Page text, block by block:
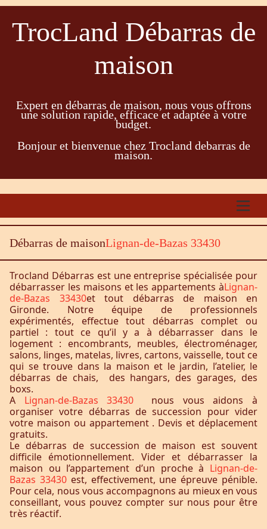
TrocLand Débarras de
maison
Expert en débarras de maison, nous vous offrons
une solution rapide, efficace et adaptée à votre
budget.
Bonjour et bienvenue chez Trocland debarras de
maison.
Débarras de maisonLignan-de-Bazas 33430
Trocland Débarras est une entreprise spécialisée pour
débarrasser les maisons et les appartements àLignan-
de-Bazas 33430et tout débarras de maison en
Gironde. Notre équipe de professionnels
expérimentés, effectue tout débarras complet ou
partiel : tout ce qu’il y a à débarrasser dans le
logement : encombrants, meubles, électroménager,
salons, linges, matelas, livres, cartons, vaisselle, tout ce
qui se trouve dans la maison et le jardin, l’atelier, le
débarras de chais, des hangars, des garages, des
boxs.
A Lignan-de-Bazas 33430 nous vous aidons à
organiser votre débarras de succession pour vider
votre maison ou appartement . Devis et déplacement
gratuits.
Le débarras de succession de maison est souvent
difficile émotionnellement. Vider et débarrasser la
maison ou l’appartement d’un proche à Lignan-de-
Bazas 33430 est, effectivement, une épreuve pénible.
Pour cela, nous vous accompagnons au mieux en vous
conseillant, vous pouvez compter sur nous pour être
très réactif.